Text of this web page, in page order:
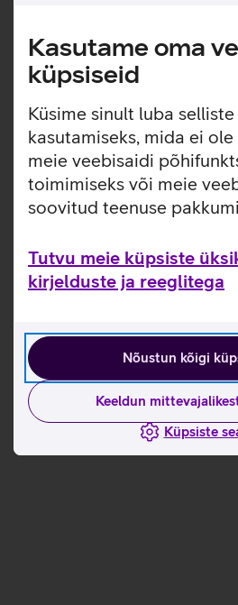
Kasutame oma
küpsiseid
Küsime sinult luba
kasutamiseks, mida ei
meie veebisaidi
toimimiseks või meie
soovitud teenuse
Tutvu meie küpsiste
kirjelduste ja reeglitega
Nõustun kõigi
Keeldun
Küpsiste
Turvaline veebiserver
1000 GBkogumaht
Ühe postkasti maht on18
ÜksIP-aadress
Võrdlen pakette
Kuidas liituda